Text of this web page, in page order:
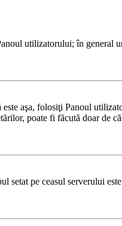
utilizatorului; în general
aşa, folosiţi Panoul
poate fi făcută doar de
setat pe ceasul serverului